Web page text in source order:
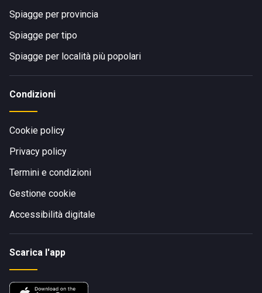
Spiagge per provincia
Spiagge per tipo
Spiagge per località più popolari
Condizioni
Cookie policy
Privacy policy
Termini e condizioni
Gestione cookie
Accessibilità digitale
Scarica l'app